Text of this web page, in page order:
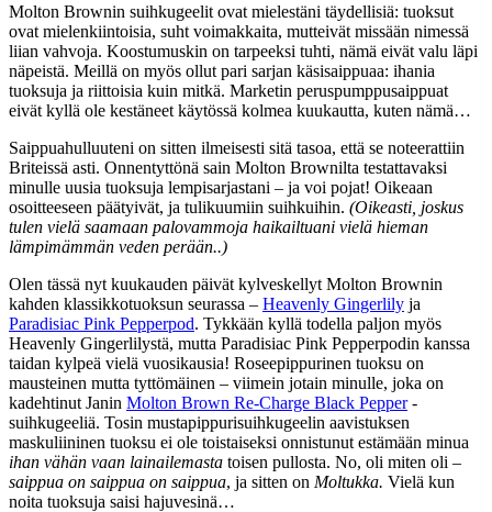
Molton Brownin suihkugeelit ovat mielestäni täydellisiä: tuoksut
ovat mielenkiintoisia, suht voimakkaita, mutteivät missään nimessä
liian vahvoja. Koostumuskin on tarpeeksi tuhti, nämä eivät valu läpi
näpeistä. Meillä on myös ollut pari sarjan käsisaippuaa: ihania
tuoksuja ja riittoisia kuin mitkä. Marketin peruspumppusaippuat
eivät kyllä ole kestäneet käytössä kolmea kuukautta, kuten nämä…
Saippuahulluuteni on sitten ilmeisesti sitä tasoa, että se noteerattiin
Briteissä asti. Onnentyttönä sain Molton Brownilta testattavaksi
minulle uusia tuoksuja lempisarjastani – ja voi pojat! Oikeaan
osoitteeseen päätyivät, ja tulikuumiin suihkuihin. (Oikeasti, joskus
tulen vielä saamaan palovammoja haikailtuani vielä hieman
lämpimämmän veden perään..)
Olen tässä nyt kuukauden päivät kylveskellyt Molton Brownin
kahden klassikkotuoksun seurassa – Heavenly Gingerlily ja
Paradisiac Pink Pepperpod. Tykkään kyllä todella paljon myös
Heavenly Gingerlilystä, mutta Paradisiac Pink Pepperpodin kanssa
taidan kylpeä vielä vuosikausia! Roseepippurinen tuoksu on
mausteinen mutta tyttömäinen – viimein jotain minulle, joka on
kadehtinut Janin Molton Brown Re-Charge Black Pepper-
suihkugeeliä. Tosin mustapippurisuihkugeelin aavistuksen
maskuliininen tuoksu ei ole toistaiseksi onnistunut estämään minua
ihan vähän vaan lainailemasta toisen pullosta. No, oli miten oli –
saippua on saippua on saippua, ja sitten on Moltukka. Vielä kun
noita tuoksuja saisi hajuvesinä…